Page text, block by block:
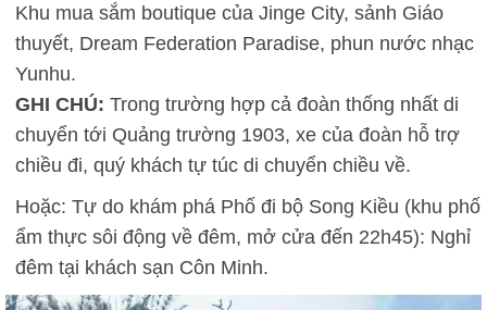
Khu mua sắm boutique của Jinge City, sảnh Giáo
thuyết, Dream Federation Paradise, phun nước nhạc
Yunhu.
GHI CHÚ: Trong trường hợp cả đoàn thống nhất di
chuyển tới Quảng trường 1903, xe của đoàn hỗ trợ
chiều đi, quý khách tự túc di chuyển chiều về.
Hoặc: Tự do khám phá Phố đi bộ Song Kiều (khu phố
ẩm thực sôi động về đêm, mở cửa đến 22h45): Nghỉ
đêm tại khách sạn Côn Minh.